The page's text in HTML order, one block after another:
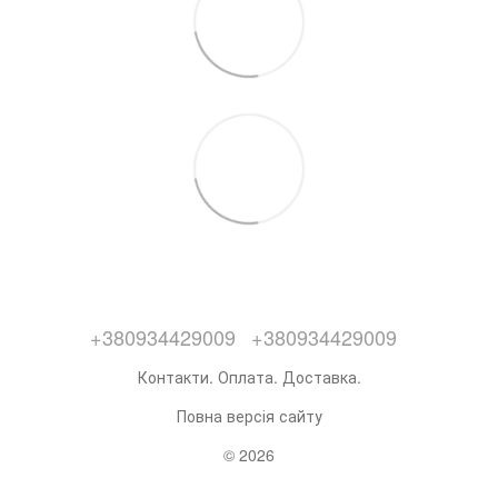
+380934429009 +380934429009
Контакти. Оплата. Доставка.
Повна версія сайту
© 2026